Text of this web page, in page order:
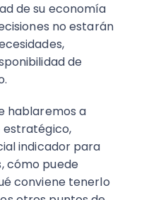
de su economía
no estarán
de
hablaremos a
estratégico,
indicador para
cómo puede
conviene tenerlo